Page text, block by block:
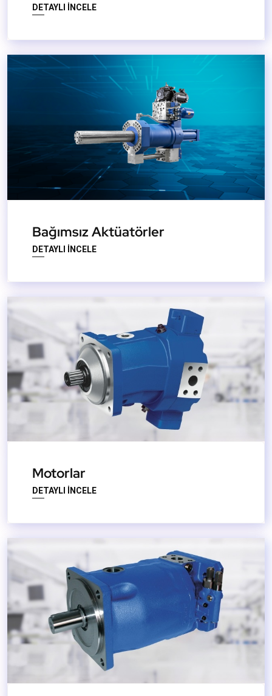
DETAYLI İNCELE
Bağımsız Aktüatörler
DETAYLI İNCELE
Motorlar
DETAYLI İNCELE